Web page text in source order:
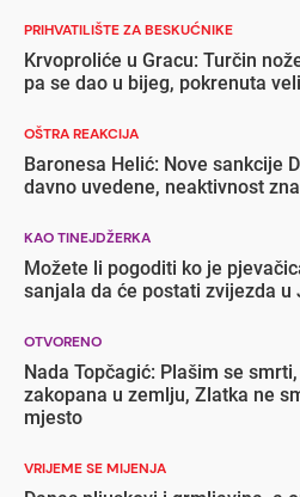
PRIHVATILIŠTE ZA BESKUĆNIKE
Krvoproliće u Gracu: Turčin
pa se dao u bijeg, pokrenuta
OŠTRA REAKCIJA
Baronesa Helić: Nove sankcije
davno uvedene, neaktivnost
KAO TINEJDŽERKA
Možete li pogoditi ko je
sanjala da će postati zvijezda u
OTVORENO
Nada Topčagić: Plašim se
zakopana u zemlju, Zlatka ne
mjesto
VRIJEME SE MIJENJA